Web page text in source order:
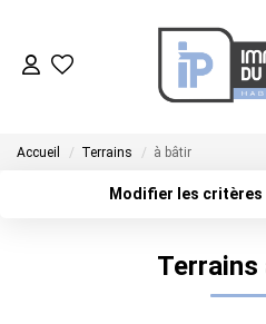
Accueil Terrains à bâtir
Modifier les critères
Terrains